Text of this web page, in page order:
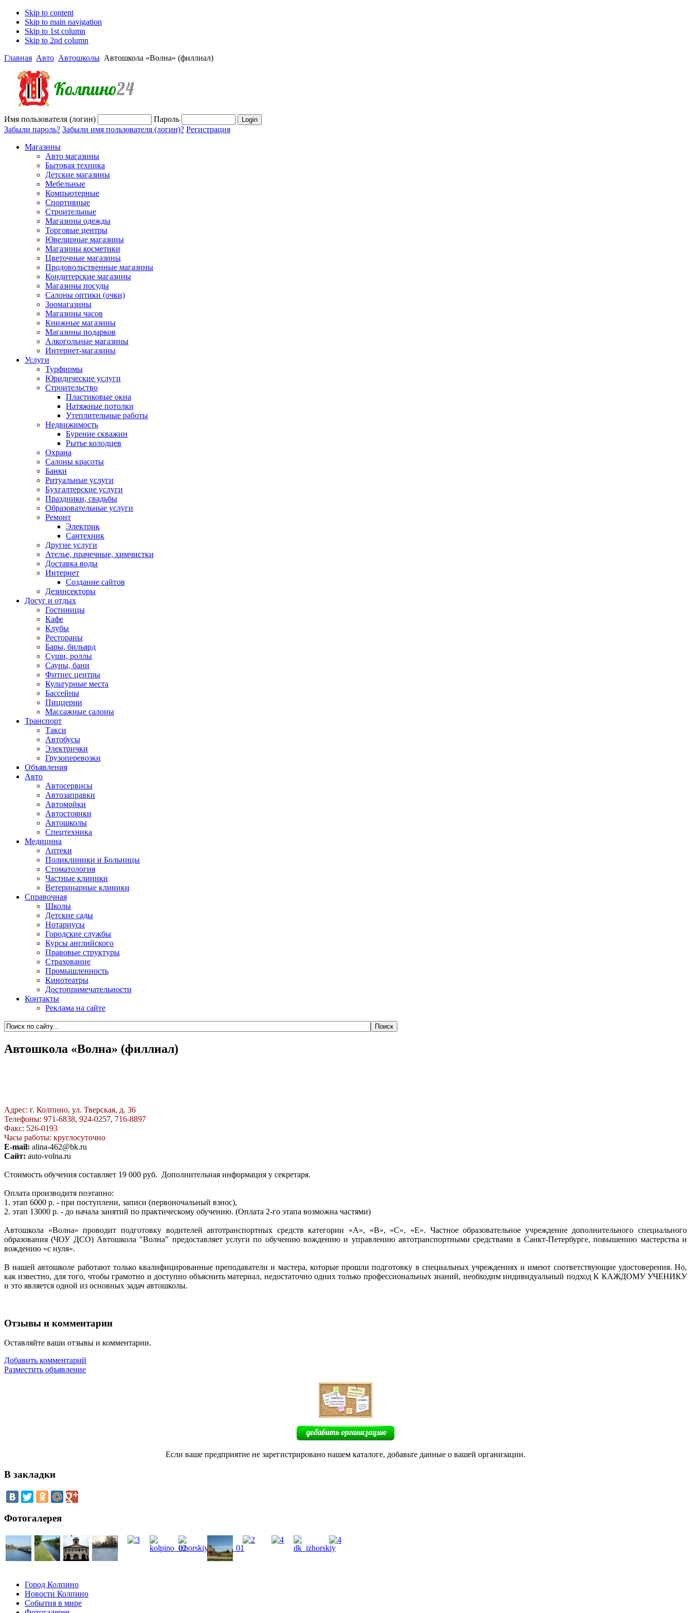
Skip to content
Skip to main navigation
Skip to 1st column
Skip to 2nd column
Главная Авто Автошколы Автошкола «Волна» (филлиал)
Имя пользователя (логин)
Пароль
Забыли пароль? Забыли имя пользователя (логин)? Регистрация
Магазины
Авто магазины
Бытовая техника
Детские магазины
Мебельные
Компьютерные
Спортивные
Строительные
Магазины одежды
Торговые центры
Ювелирные магазины
Магазины косметики
Цветочные магазины
Продовольственные магазины
Кондитерские магазины
Магазины посуды
Салоны оптики (очки)
Зоомагазины
Магазины часов
Книжные магазины
Магазины подарков
Алкогольные магазины
Интернет-магазины
Услуги
Турфирмы
Юридические услуги
Строительство
Пластиковые окна
Натяжные потолки
Утеплительные работы
Недвижимость
Бурение скважин
Рытье колодцев
Охрана
Салоны красоты
Банки
Ритуальные услуги
Бухгалтерские услуги
Праздники, свадьбы
Образовательные услуги
Ремонт
Электрик
Сантехник
Другие услуги
Ателье, прачечные, химчистки
Доставка воды
Интернет
Создание сайтов
Дезинсекторы
Досуг и отдых
Гостиницы
Кафе
Клубы
Рестораны
Бары, бильярд
Суши, роллы
Сауны, бани
Фитнес центры
Культурные места
Бассейны
Пиццерии
Массажные салоны
Транспорт
Такси
Автобусы
Электрички
Грузоперевозки
Объявления
Авто
Автосервисы
Автозаправки
Автомойки
Автостоянки
Автошколы
Спецтехника
Медицина
Аптеки
Поликлиники и Больницы
Стоматология
Частные клиники
Ветеринарные клиники
Справочная
Школы
Детские сады
Нотариусы
Городские службы
Курсы английского
Правовые структуры
Страхование
Промышленность
Кинотеатры
Достопримечательности
Контакты
Реклама на сайте
Автошкола «Волна» (филлиал)
Адрес: г. Колпино, ул. Тверская, д. 36
Телефоны: 971-6838, 924-0257, 716-8897
Факс: 526-0193
Часы работы: круглосуточно
E-mail: alina-462@bk.ru
Сайт: auto-volna.ru
Cтоимость обучения составляет 19 000 руб. Дополнительная информация у секретаря.
Оплата производитя поэтапно:
1. этап 6000 р. - при поступлени, записи (первоночальный взнос),
2. этап 13000 р. - до начала занятий по практическому обучению. (Оплата 2-го этапа возможна частями)
Автошкола «Волна» проводит подготовку водителей автотранспортных средств категории «А», «В», «С», «Е». Частное образовательное учреждение дополнительного специального
образования (ЧОУ ДСО) Автошкола "Волна" предоставляет услуги по обучению вождению и управлению автотранспортными средствами в Санкт-Петербурге, повышению мастерства и
вождению «с нуля».
В нашей автошколе работают только квалифицированные преподаватели и мастера, которые прошли подготовку в специальных учреждениях и имеют соответствующие удостоверения. Но,
как известно, для того, чтобы грамотно и доступно объяснить материал, недостаточно одних только профессиональных знаний, необходим индивидуальный подход К КАЖДОМУ УЧЕНИКУ
и это является одной из основных задач автошколы.
Отзывы и комментарии
Оставляйте ваши отзывы и комментарии.
Добавить комментарий
Разместить объявление
Если ваше предприятие не зарегистрировано нашем каталоге, добавьте данные о вашей организации.
В закладки
Фотогалерея
Город Колпино
Новости Колпино
События в мире